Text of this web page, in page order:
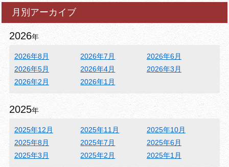
月別アーカイブ
2026年
2026年8月 2026年7月
2026年6月
2026年5月
2026年4月
2026年3月
2026年2月
2026年1月
2025年
2025年12月 2025年11月
2025年10月
2025年8月
2025年7月
2025年6月
2025年3月
2025年2月 2025年1月